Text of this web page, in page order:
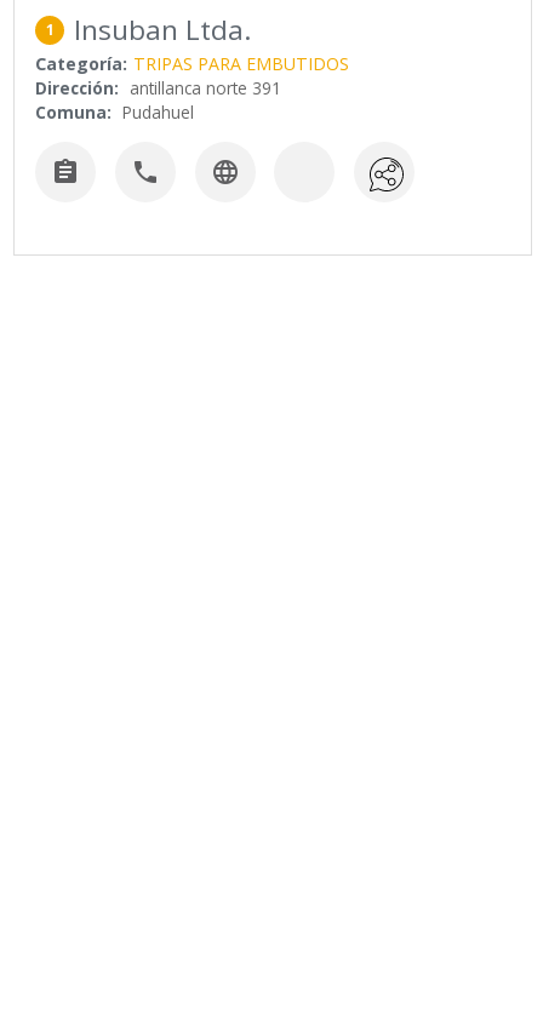
1 Insuban Ltda.
Categoría: TRIPAS PARA EMBUTIDOS
Dirección: antillanca norte 391
Comuna: Pudahuel
  